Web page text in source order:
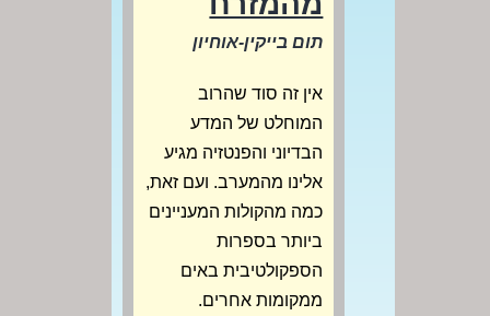
תום בייקין-אוחיון
אין זה סוד שהרוב
המוחלט של המדע
הבדיוני והפנטזיה מגיע
אלינו מהמערב. ועם זאת,
כמה מהקולות המעניינים
ביותר בספרות
הספקולטיבית באים
ממקומות אחרים.